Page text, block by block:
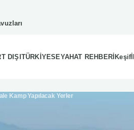
DIŞI TÜRKİYESEYAHAT REHBERİ Keşif
Kamp Yapılacak Yerler